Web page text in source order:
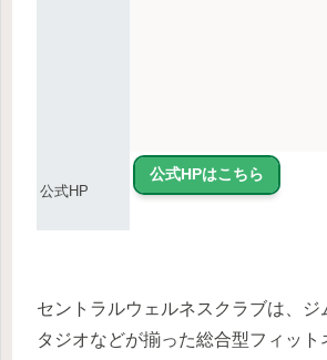
公式HP
公式HPはこちら
セントラルウェルネスクラブは、ジ
タジオなどが揃った総合型フィット